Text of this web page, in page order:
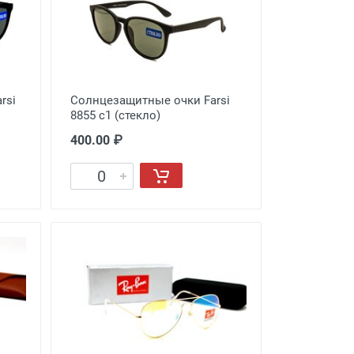
Солнцезащитные очки Farsi
8855 c1 (стекло)
400.00 ₽